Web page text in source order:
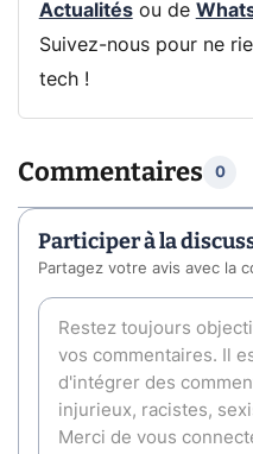
Actualitésou de
Suivez-nous pour ne
tech !
Commentaires 0
Participer à la
Partagez votre avis avec la